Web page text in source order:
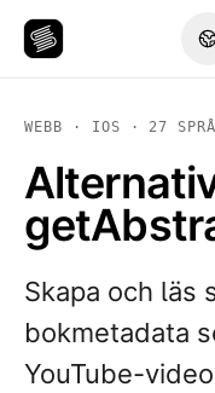
WEBB · IOS · 27
Skapa och läs
bokmetadata
YouTube-